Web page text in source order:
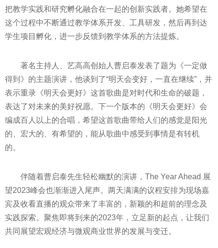
把教学实践和研究孵化融合在一起的创新实践者。她希望在
这个过程中不断通过教学体系开发、工具研发，然后再到达
学生项目孵化，进一步反馈到教学体系的方法提炼。
著名主持人、艺高高创始人曹启泰发表了题为《一定做
得到》的主题演讲，他谈到了“明天会变好，一直在继续”，并
表示重录《明天会更好》这首歌曲是对时代和生命的破题，
表达了对未来的美好祝愿。下一个版本的《明天会更好》会
编成百人以上的合唱，希望这首歌曲带给人们的感觉是阳光
的、宏大的、有希望的，能从歌曲中感受到事情是有转机
的。
伴随着曹启泰先生轻松幽默的演讲，The Year Ahead 展
望2023峰会也渐渐进入尾声。两天满满的议程安排为现场嘉
宾及收看直播的观众带来了丰富的，新颖的和超前的理念及
实践探索。聚焦即将到来的2023年，立足新的起点，让我们
共同展望宏观经济与微观商业世界的发展与变迁。